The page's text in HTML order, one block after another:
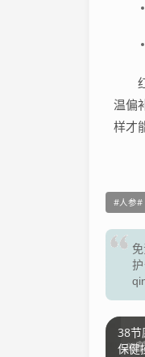
温偏
样才
人参
38节
保健